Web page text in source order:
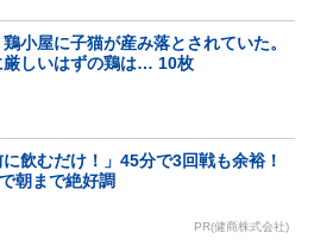
小屋に子猫が産み落とされていた。
厳しいはずの鶏は… 10枚
に飲むだけ！」45分で3回戦も余裕！
朝まで絶好調
PR(健商株式会社)